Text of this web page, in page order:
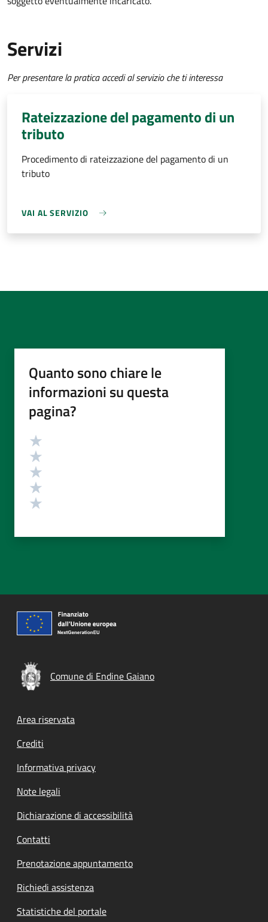
Servizi
Per presentare la pratica accedi al servizio che ti interessa
Rateizzazione del pagamento di un
tributo
Procedimento di rateizzazione del pagamento di un
tributo
VAI AL SERVIZIO
Quanto sono chiare le
informazioni su questa
pagina?
Valutazione
Comune di Endine Gaiano
Footer menu
Area riservata
Crediti
Informativa privacy
Note legali
Dichiarazione di accessibilità
Contatti
Prenotazione appuntamento
Richiedi assistenza
Statistiche del portale